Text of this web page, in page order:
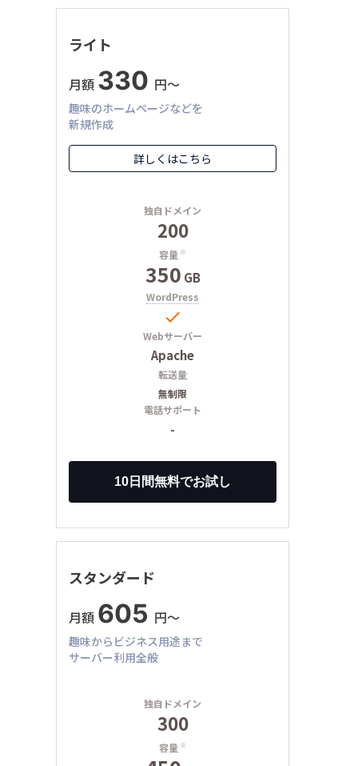
ライト
月額 330 円〜
趣味のホームページなどを
新規作成
詳しくはこちら
独自ドメイン
200
容量 ※
350 GB
WordPress

Webサーバー
Apache
転送量
無制限
電話サポート
-
スタンダード
月額 605 円〜
趣味からビジネス用途まで
サーバー利用全般
独自ドメイン
300
容量 ※